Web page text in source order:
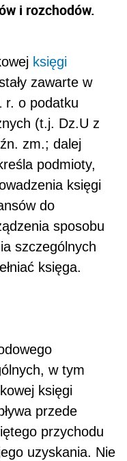
i rozchodów.
księgi
zawarte w
r. o podatku
(t.j. Dz.U z
zm.; dalej
podmioty,
księgi
do
sposobu
szczególnych
księga.
w tym
księgi
przede
przychodu
uzyskania. Nie